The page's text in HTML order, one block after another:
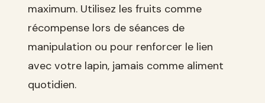
maximum. Utilisez les fruits comme
récompense lors de séances de
manipulation ou pour renforcer le lien
avec votre lapin, jamais comme aliment
quotidien.